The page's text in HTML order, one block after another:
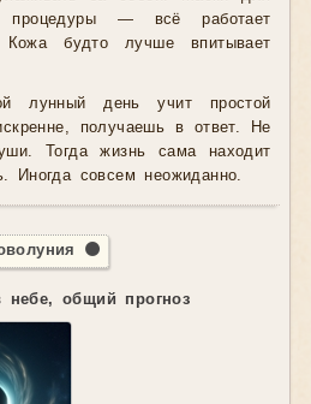
процедуры — всё работает
Кожа будто лучше впитывает
лунный день учит простой
получаешь в ответ. Не
Тогда жизнь сама находит
Иногда совсем неожиданно.
🌑
небе, общий прогноз